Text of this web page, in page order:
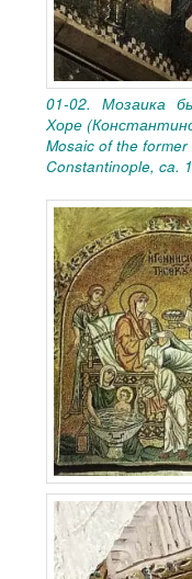
01-02. Мозаика
Хоре
Mosaic of the
Constantinople, ca.